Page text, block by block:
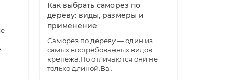
Как выбрать саморез по
дереву: виды, размеры и
применение
Саморез по дереву — один из
самых востребованных видов
крепежа.Но отличаются они не
только длиной.Ва..